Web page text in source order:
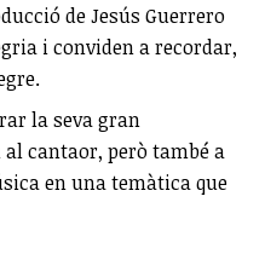
de Jesús Guerrero
i conviden a recordar,
la seva gran
cantaor, però també a
en una temàtica que